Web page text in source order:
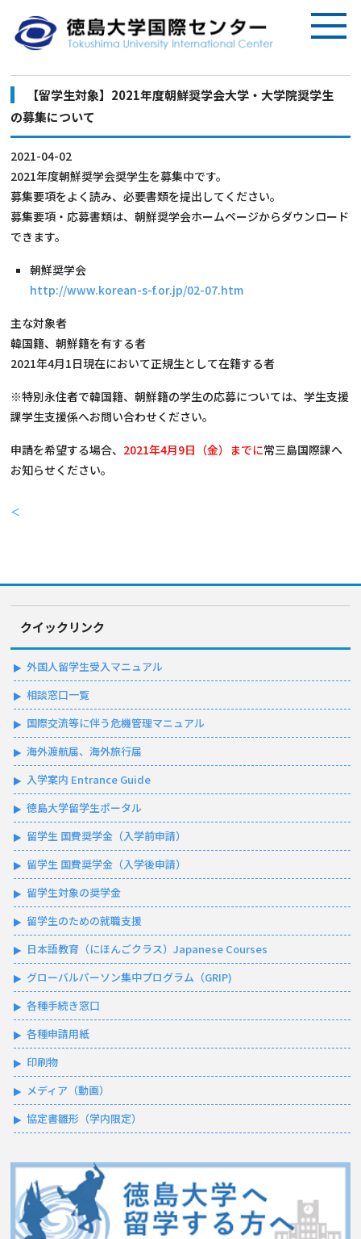
【留学生対象】2021年度朝鮮奨学会大学・大学院奨学生
の募集について
2021-04-02
2021年度朝鮮奨学会奨学生を募集中です。
募集要項をよく読み、必要書類を提出してください。
募集要項・応募書類は、朝鮮奨学会ホームページからダウンロード
できます。
朝鮮奨学会
http://www.korean-s-f.or.jp/02-07.htm
主な対象者
韓国籍、朝鮮籍を有する者
2021年4月1日現在において正規生として在籍する者
※特別永住者で韓国籍、朝鮮籍の学生の応募については、学生支援
課学生支援係へお問い合わせください。
申請を希望する場合、 2021年4月9日（金）までに常三島国際課へ
お知らせください。
＜
クイックリンク
外国人留学生受入マニュアル
相談窓口一覧
国際交流等に伴う危機管理マニュアル
海外渡航届、海外旅行届
入学案内 Entrance Guide
徳島大学留学生ポータル
留学生 国費奨学金（入学前申請）
留学生 国費奨学金（入学後申請）
留学生対象の奨学金
留学生のための就職支援
日本語教育（にほんごクラス）Japanese Courses
グローバルパーソン集中プログラム（GRIP)
各種手続き窓口
各種申請用紙
印刷物
メディア（動画）
協定書雛形（学内限定）